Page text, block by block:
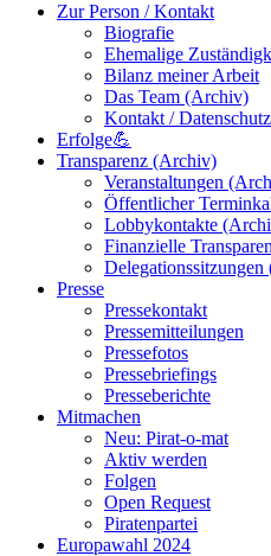
Zur Person / Kontakt
Biografie
Ehemalige
Bilanz meiner Arbeit
Das Team (Archiv)
Kontakt / Datenschutz
Erfolge💪
Transparenz (Archiv)
Veranstaltungen
Öffentlicher
Lobbykontakte
Finanzielle
Presse
Pressekontakt
Pressemitteilungen
Pressefotos
Pressebriefings
Presseberichte
Mitmachen
Neu: Pirat-o-mat
Aktiv werden
Folgen
Open Request
Piratenpartei
Europawahl 2024